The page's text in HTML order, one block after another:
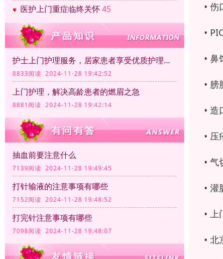
医护上门重症临终关怀45
护士上门护理服务，居家患者享受优质护理服务
8833阅读 2024-11-28 19:42:52
上门护理，解决高龄患者的燃眉之急
8881阅读 2024-11-28 19:42:14
抽血前要注意什么
7139阅读 2024-11-28 19:49:45
打针输液的注意事项有哪些
7152阅读 2024-11-28 19:48:52
打完针注意事项有哪些
7098阅读 2024-11-28 19:48:07
• 伤
•
•
• 膀
•
•
•
• 灌
• 上
•